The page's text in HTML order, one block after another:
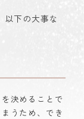
以下の大事な
決めることで
うため、でき